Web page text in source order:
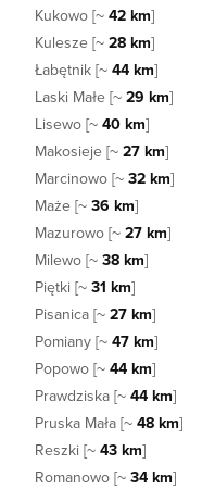
Kukowo [~ 42 km]
Kulesze [~ 28 km]
Łabętnik [~ 44 km]
Laski Małe [~ 29 km]
Lisewo [~ 40 km]
Makosieje [~ 27 km]
Marcinowo [~ 32 km]
Maże [~ 36 km]
Mazurowo [~ 27 km]
Milewo [~ 38 km]
Piętki [~ 31 km]
Pisanica [~ 27 km]
Pomiany [~ 47 km]
Popowo [~ 44 km]
Prawdziska [~ 44 km]
Pruska Mała [~ 48 km]
Reszki [~ 43 km]
Romanowo [~ 34 km]